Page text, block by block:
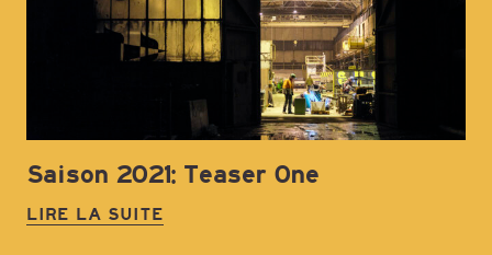
Saison 2021: Teaser One
LIRE LA SUITE